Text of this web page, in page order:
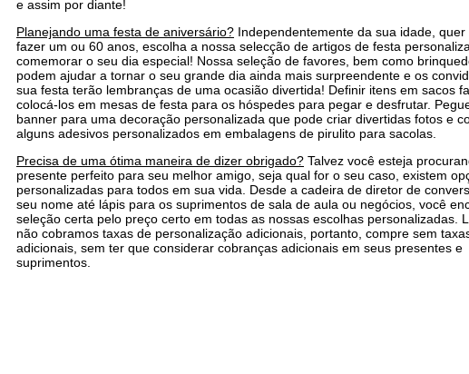
e assim por diante!
Planejando uma festa de aniversário? Independentemente da sua idade, quer
fazer um ou 60 anos, escolha a nossa selecção de artigos de festa
comemorar o seu dia especial! Nossa seleção de favores, bem como
podem ajudar a tornar o seu grande dia ainda mais surpreendente e os
sua festa terão lembranças de uma ocasião divertida! Definir itens em sacos
colocá-los em mesas de festa para os hóspedes para pegar e desfrutar.
banner para uma decoração personalizada que pode criar divertidas fotos e
alguns adesivos personalizados em embalagens de pirulito para sacolas.
Precisa de uma ótima maneira de dizer obrigado? Talvez você esteja
presente perfeito para seu melhor amigo, seja qual for o seu caso, existem
personalizadas para todos em sua vida. Desde a cadeira de diretor de
seu nome até lápis para os suprimentos de sala de aula ou negócios, você
seleção certa pelo preço certo em todas as nossas escolhas personalizadas.
não cobramos taxas de personalização adicionais, portanto, compre sem
adicionais, sem ter que considerar cobranças adicionais em seus presentes e
suprimentos.